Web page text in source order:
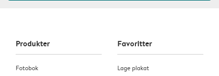
Produkter
Fotobok
Favoritter
Lage plakat